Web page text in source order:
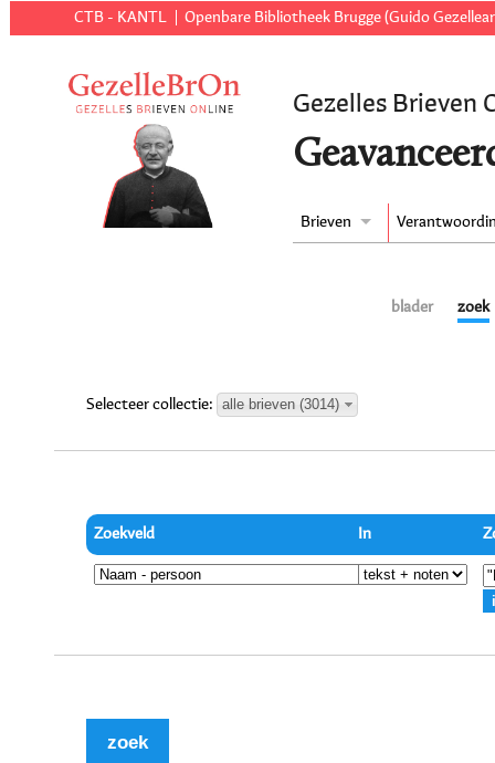
CTB - KANTL Openbare Bibliotheek Brugge (Guido
Gezelles Brieven
Brieven
blader zoek
Selecteer collectie: alle brieven (3014)
Zoekveld In